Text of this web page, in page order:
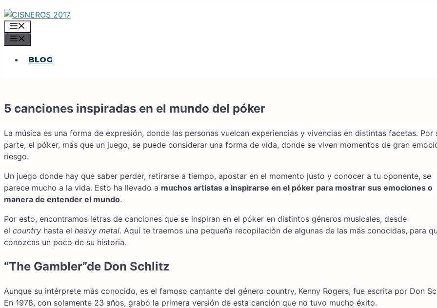
Saltar
al
contenido
BLOG
5 canciones inspiradas en el mundo del póker
La música es una forma de expresión, donde las personas vuelcan experiencias y vivencias en distintas facetas. Por
parte, el póker, más que un juego, se puede considerar una forma de vida, donde se viven momentos de gran
riesgo.
Un juego donde hay que saber perder, retirarse a tiempo, apostar en el momento justo y conocer a tu oponente, se
parece mucho a la vida. Esto ha llevado a muchos artistas a inspirarse en el póker para mostrar sus emociones o
manera de entender el mundo.
Por esto, encontramos letras de canciones que se inspiran en el póker en distintos géneros musicales, desde
el country hasta el heavy metal. Aquí te traemos una pequeña recopilación de algunas de las más conocidas, para
conozcas un poco de su historia.
“The Gambler”de Don Schlitz
Aunque su intérprete más conocido, es el famoso cantante del género country, Kenny Rogers, fue escrita por Don
En 1978, con solamente 23 años, grabó la primera versión de esta canción que no tuvo mucho éxito.